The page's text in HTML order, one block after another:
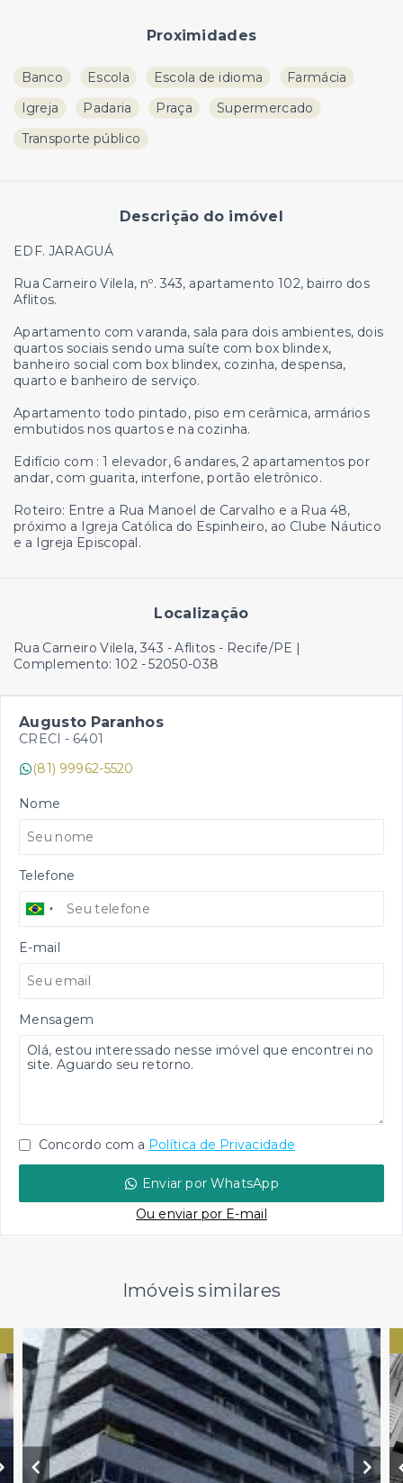
Proximidades
Banco Escola Escola de idioma
Farmácia
Igreja
Padaria Praça
Supermercado
Transporte público
Descrição do imóvel
EDF. JARAGUÁ
Rua Carneiro Vilela, nº. 343, apartamento 102, bairro dos
Aflitos.
Apartamento com varanda, sala para dois ambientes, dois
quartos sociais sendo uma suíte com box blindex,
banheiro social com box blindex, cozinha, despensa,
quarto e banheiro de serviço.
Apartamento todo pintado, piso em cerâmica, armários
embutidos nos quartos e na cozinha.
Edifício com : 1 elevador, 6 andares, 2 apartamentos por
andar, com guarita, interfone, portão eletrônico.
Roteiro: Entre a Rua Manoel de Carvalho e a Rua 48,
próximo a Igreja Católica do Espinheiro, ao Clube Náutico
e a Igreja Episcopal.
Localização
Rua Carneiro Vilela, 343 - Aflitos - Recife/PE |
Complemento: 102 - 52050-038
Augusto Paranhos
CRECI - 6401
(81) 99962-5520
Nome
Telefone
E-mail
Mensagem
Concordo com a Política de Privacidade
Enviar por WhatsApp
Ou enviar por E-mail
Imóveis similares